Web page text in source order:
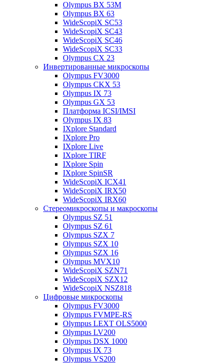
Olympus BX 53M
Olympus BX 63
WideScopiX SC53
WideScopiX SC43
WideScopiX SC46
WideScopiX SC33
Olympus CX 23
Инвертированные микроскопы
Olympus FV3000
Olympus CKX 53
Olympus IX 73
Olympus GX 53
Платформа ICSI/IMSI
Olympus IX 83
IXplore Standard
IXplore Pro
IXplore Live
IXplore TIRF
IXplore Spin
IXplore SpinSR
WideScopiX ICX41
WideScopiX IRX50
WideScopiX IRX60
Стереомикроскопы и макроскопы
Olympus SZ 51
Olympus SZ 61
Olympus SZX 7
Olympus SZX 10
Olympus SZX 16
Olympus MVX10
WideScopiX SZN71
WideScopiX SZX12
WideScopiX NSZ818
Цифровые микроскопы
Olympus FV3000
Olympus FVMPE-RS
Olympus LEXT OLS5000
Olympus LV200
Olympus DSX 1000
Olympus IX 73
Olympus VS200